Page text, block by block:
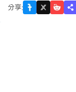
分享: